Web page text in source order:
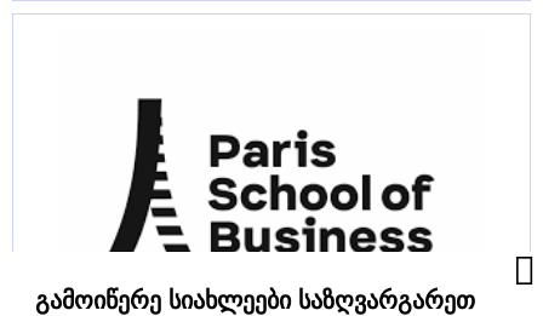
გამოიწერე სიახლეები საზღვარგარეთ